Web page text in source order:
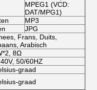
MPEG1 (VCD:
DAT/MPG1)
MP3
JPG
Frans, Duits,
Arabisch
8Ω
50/60HZ
graad
graad